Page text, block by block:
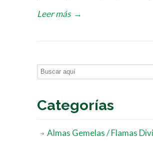
Leer más →
Categorías
Almas Gemelas / Flamas